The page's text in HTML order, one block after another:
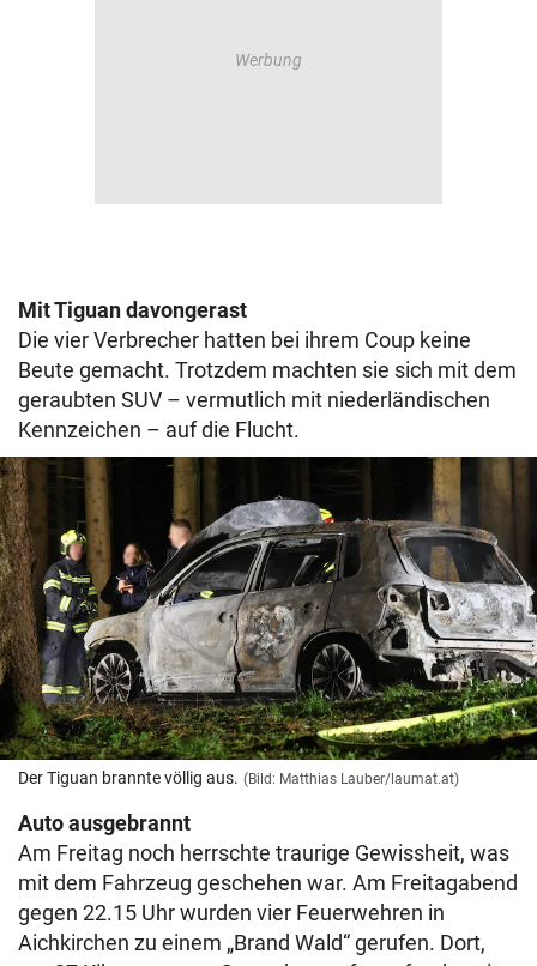
Mit Tiguan davongerast
Die vier Verbrecher hatten bei ihrem Coup keine
Beute gemacht. Trotzdem machten sie sich mit dem
geraubten SUV – vermutlich mit niederländischen
Kennzeichen – auf die Flucht.
Der Tiguan brannte völlig aus. (Bild: Matthias Lauber/laumat.at)
Auto ausgebrannt
Am Freitag noch herrschte traurige Gewissheit, was
mit dem Fahrzeug geschehen war. Am Freitagabend
gegen 22.15 Uhr wurden vier Feuerwehren in
Aichkirchen zu einem „Brand Wald“ gerufen. Dort,